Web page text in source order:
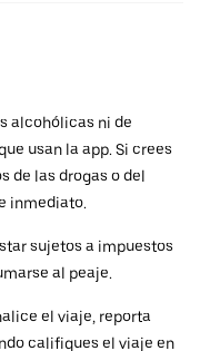
alcohólicas ni de
usan la app. Si crees
de las drogas o del
inmediato.
sujetos a impuestos
al peaje.
el viaje, reporta
califiques el viaje en